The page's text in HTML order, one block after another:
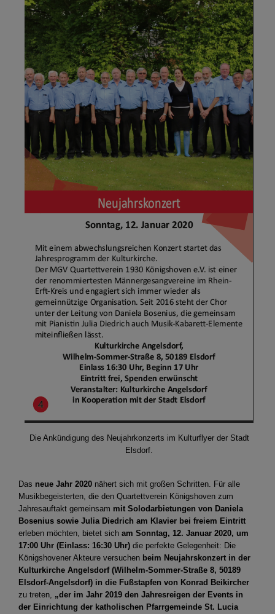
Die Ankündigung des Neujahrkonzerts im Kulturflyer der Stadt
Elsdorf.
Das neue Jahr 2020 nähert sich mit großen Schritten. Für alle
Musikbegeisterten, die den Quartettverein Königshoven zum
Jahresauftakt gemeinsam mit Solodarbietungen von Daniela
Bosenius sowie Julia Diedrich am Klavier bei freiem Eintritt
erleben möchten, bietet sich am Sonntag, 12. Januar 2020, um
17:00 Uhr (Einlass: 16:30 Uhr) die perfekte Gelegenheit: Die
Königshovener Akteure versuchen beim Neujahrskonzert in der
Kulturkirche Angelsdorf (Wilhelm-Sommer-Straße 8, 50189
Elsdorf-Angelsdorf) in die Fußstapfen von Konrad Beikircher
zu treten, „der im Jahr 2019 den Jahresreigen der Events in
der Einrichtung der katholischen Pfarrgemeinde St. Lucia